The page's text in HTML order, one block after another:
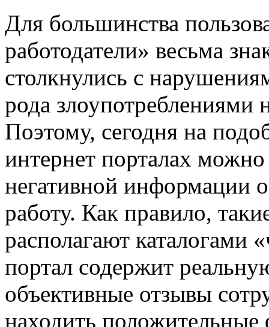
Для большинства
работодатели» весьма
столкнулись с
рода
Поэтому, сегодня на
интернет порталах
негативной информации
работу. Как правило,
располагают каталогами
портал содержит
объективные отзывы
находить положительные